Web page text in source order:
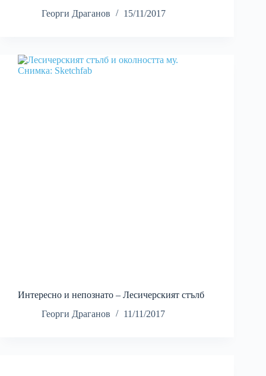
Георги Драганов
15/11/2017
Интересно и непознато – Лесичерският стълб
Георги Драганов
11/11/2017